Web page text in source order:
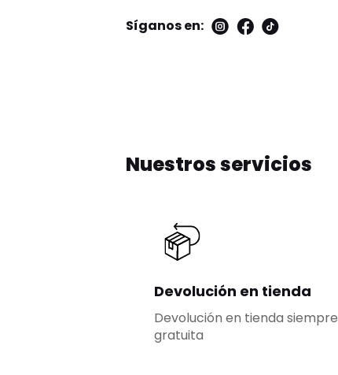
Síganos en:
Nuestros servicios
Devolución en tienda
Devolución en tienda siempre
gratuita